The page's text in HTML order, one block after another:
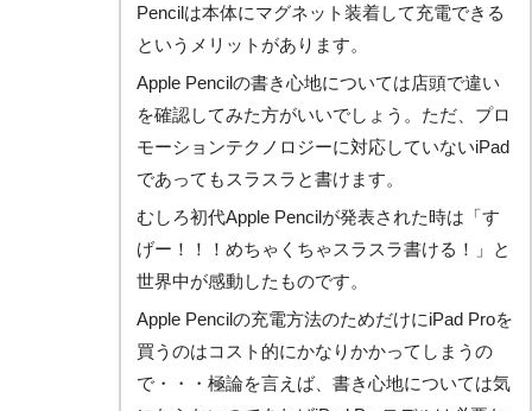
Pencilは本体にマグネット装着して充電できる
というメリットがあります。
Apple Pencilの書き心地については店頭で違い
を確認してみた方がいいでしょう。ただ、プロ
モーションテクノロジーに対応していないiPad
であってもスラスラと書けます。
むしろ初代Apple Pencilが発表された時は「す
げー！！！めちゃくちゃスラスラ書ける！」と
世界中が感動したものです。
Apple Pencilの充電方法のためだけにiPad Proを
買うのはコスト的にかなりかかってしまうの
で・・・極論を言えば、書き心地については気